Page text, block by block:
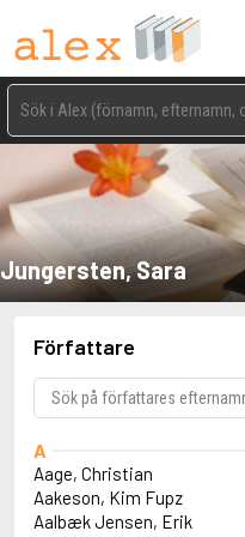
Jungersten, Sara
Författare
A
Aage, Christian
Aakeson, Kim Fupz
Aalbæk Jensen, Erik